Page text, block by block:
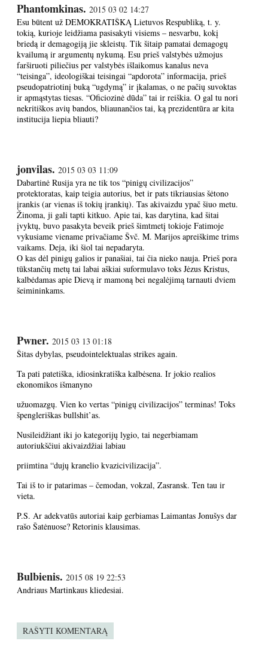
Phantomkinas. 2015 03 02 14:27
Esu būtent už DEMOKRATIŠKĄ Lietuvos Respubliką, t. y.
tokią, kurioje leidžiama pasisakyti visiems – nesvarbu, kokį
briedą ir demagogiją jie skleistų. Tik šitaip pamatai demagogų
kvailumą ir argumentų nykumą. Esu prieš valstybės užmojus
farširuoti piliečius per valstybės išlaikomus kanalus neva
“teisinga”, ideologiškai teisingai “apdorota” informacija, prieš
pseudopatriotinį buką “ugdymą” ir įkalamas, o ne pačių suvoktas
ir apmąstytas tiesas. “Oficiozinė dūda” tai ir reiškia. O gal tu nori
nekritiškos avių bandos, bliaunančios tai, ką prezidentūra ar kita
institucija liepia bliauti?
jonvilas. 2015 03 03 11:09
Dabartinė Rusija yra ne tik tos “pinigų civilizacijos”
protektoratas, kaip teigia autorius, bet ir pats tikriausias šėtono
įrankis (ar vienas iš tokių įrankių). Tas akivaizdu ypač šiuo metu.
Žinoma, ji gali tapti kitkuo. Apie tai, kas darytina, kad šitai
įvyktų, buvo pasakyta beveik prieš šimtmetį tokioje Fatimoje
vykusiame viename privačiame Švč. M. Marijos apreiškime trims
vaikams. Deja, iki šiol tai nepadaryta.
O kas dėl pinigų galios ir panašiai, tai čia nieko nauja. Prieš pora
tūkstančių metų tai labai aškiai suformulavo toks Jėzus Kristus,
kalbėdamas apie Dievą ir mamoną bei negalėjimą tarnauti dviem
šeimininkams.
Pwner. 2015 03 13 01:18
Šitas dybylas, pseudointelektualas strikes again.
Ta pati patetiška, idiosinkratiška kalbėsena. Ir jokio realios
ekonomikos išmanyno
užuomazgų. Vien ko vertas “pinigų civilizacijos” terminas! Toks
špengleriškas bullshit’as.
Nusileidžiant iki jo kategorijų lygio, tai negerbiamam
autoriukščiui akivaizdžiai labiau
priimtina “dujų kranelio kvazicivilizacija”.
Tai iš to ir patarimas – čemodan, vokzal, Zasransk. Ten tau ir
vieta.
P.S. Ar adekvatūs autoriai kaip gerbiamas Laimantas Jonušys dar
rašo Šatėnuose? Retorinis klausimas.
Bulbienis. 2015 08 19 22:53
Andriaus Martinkaus kliedesiai.
RAŠYTI KOMENTARĄ